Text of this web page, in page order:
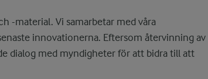
-material. Vi samarbetar med våra
innovationerna. Eftersom återvinning av
dialog med myndigheter för att bidra till att